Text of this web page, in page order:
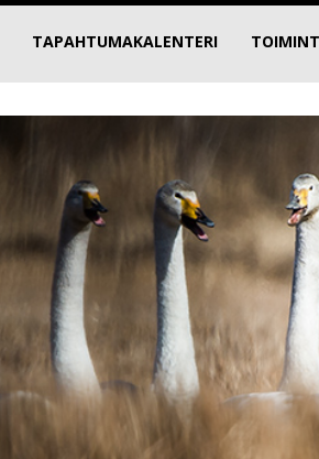
TAPAHTUMAKALENTERI